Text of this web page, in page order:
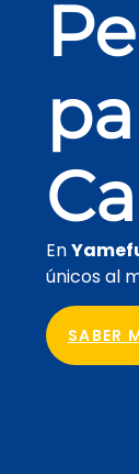
En
únicos al
SABER